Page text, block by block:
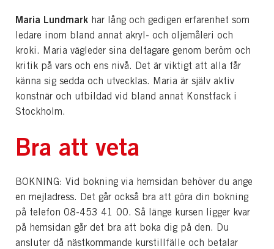
Maria Lundmark har lång och gedigen erfarenhet som
ledare inom bland annat akryl- och oljemåleri och
kroki. Maria vägleder sina deltagare genom beröm och
kritik på vars och ens nivå. Det är viktigt att alla får
känna sig sedda och utvecklas. Maria är själv aktiv
konstnär och utbildad vid bland annat Konstfack i
Stockholm.
Bra att veta
BOKNING: Vid bokning via hemsidan behöver du ange
en mejladress. Det går också bra att göra din bokning
på telefon 08-453 41 00. Så länge kursen ligger kvar
på hemsidan går det bra att boka dig på den. Du
ansluter då nästkommande kurstillfälle och betalar